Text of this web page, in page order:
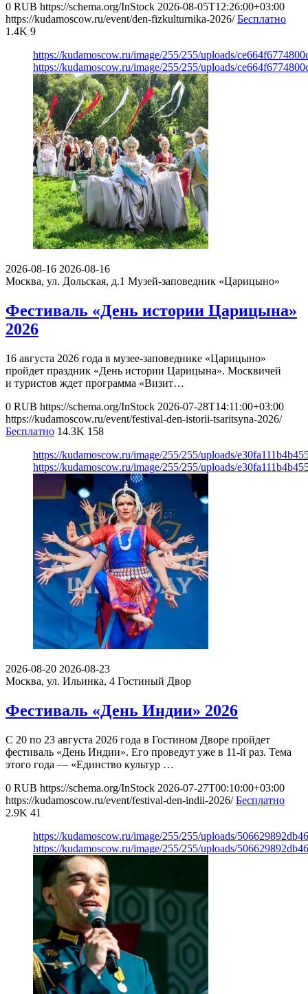
0 RUB https://schema.org/InStock 2026-08-05T12:26:00+03:00
https://kudamoscow.ru/event/den-fizkulturnika-2026/ Бесплатно
1.4K 9
https://kudamoscow.ru/image/255/255/uploads/
https://kudamoscow.ru/image/255/255/uploads/
2026-08-16 2026-08-16
Москва, ул. Дольская, д.1 Музей-заповедник «Царицыно»
Фестиваль «День истории Царицына»
2026
16 августа 2026 года в музее-заповеднике «Царицыно»
пройдет праздник «День истории Царицына». Москвичей
и туристов ждет программа «Визит…
0 RUB https://schema.org/InStock 2026-07-28T14:11:00+03:00
https://kudamoscow.ru/event/festival-den-istorii-tsaritsyna-2026/
Бесплатно 14.3K 158
https://kudamoscow.ru/image/255/255/uploads/
https://kudamoscow.ru/image/255/255/uploads/
2026-08-20 2026-08-23
Москва, ул. Ильинка, 4 Гостиный Двор
Фестиваль «День Индии» 2026
С 20 по 23 августа 2026 года в Гостином Дворе пройдет
фестиваль «День Индии». Его проведут уже в 11-й раз. Тема
этого года — «Единство культур …
0 RUB https://schema.org/InStock 2026-07-27T00:10:00+03:00
https://kudamoscow.ru/event/festival-den-indii-2026/ Бесплатно
2.9K 41
https://kudamoscow.ru/image/255/255/uploads/
https://kudamoscow.ru/image/255/255/uploads/